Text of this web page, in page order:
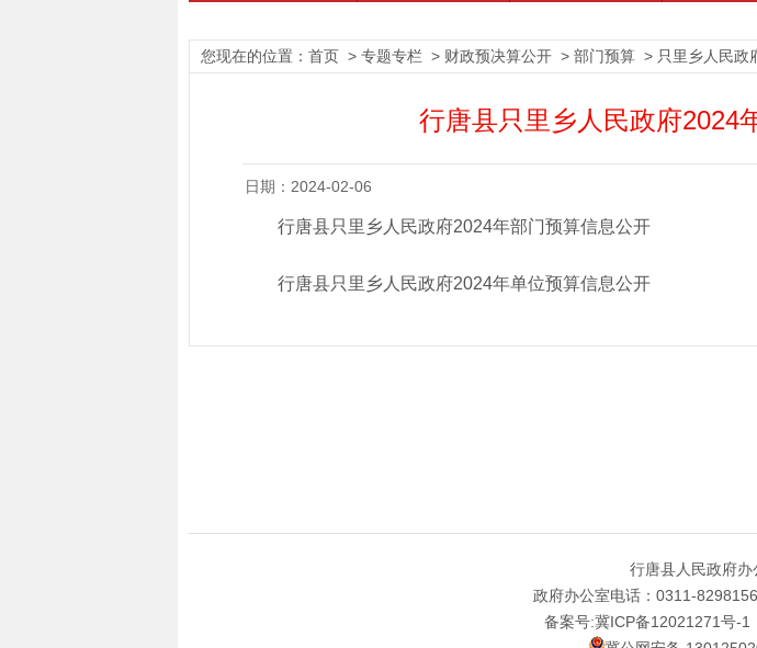
您现在的位置： 首页 > 专题专栏 > 财政预决算公开 > 部门预算 > 只里乡人民政
行唐县只里乡人民政府2024
日期：2024-02-06
行唐县只里乡人民政府2024年部门预算信息公开
行唐县只里乡人民政府2024年单位预算信息公开